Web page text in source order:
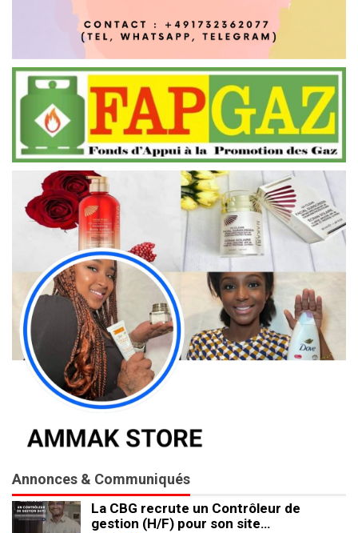
Annonces & Communiqués
La CBG recrute un Contrôleur de
gestion (H/F) pour son site…